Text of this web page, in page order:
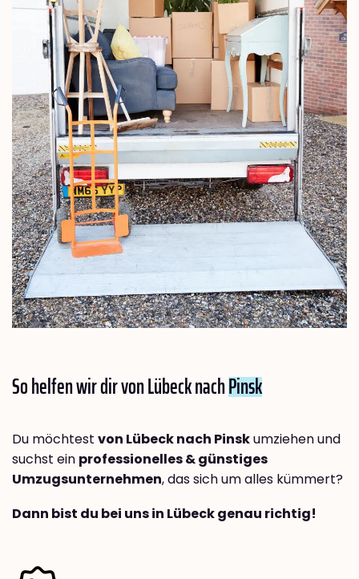
So helfen wir dir von Lübeck nachPinsk
Du möchtest von Lübeck nach Pinskumziehen und
suchst ein professionelles & günstiges
Umzugsunternehmen, das sich um alles kümmert?
Dann bist du bei uns in Lübeck genau richtig!